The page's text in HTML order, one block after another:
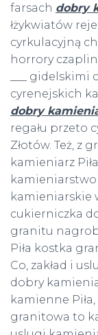
farsach dobry
łżykwiatów
cyrkulacyjną
horrory
___
cyrenejskich
dobry
regału przeto
Złotów. Też, z
kamieniarz
kamieniarstwo
kamieniarskie
cukierniczka
granitu
Piła kostka
Co, zakład i
dobry
kamienne
granitowa to